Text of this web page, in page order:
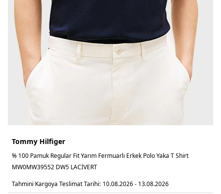
Tommy Hilfiger
% 100 Pamuk Regular Fit Yarım Fermuarlı Erkek Polo Yaka T Shirt
MW0MW39552 DW5 LACİVERT
Tahmini Kargoya Teslimat Tarihi: 10.08.2026 - 13.08.2026